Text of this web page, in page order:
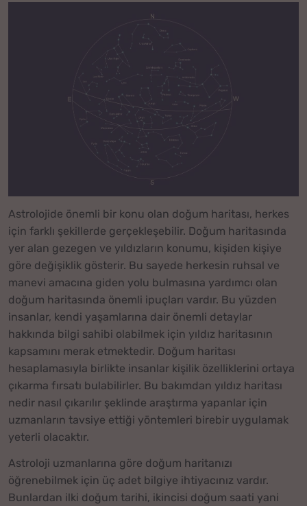
Astrolojide önemli bir konu olan doğum haritası, herkes
için farklı şekillerde gerçekleşebilir. Doğum haritasında
yer alan gezegen ve yıldızların konumu, kişiden kişiye
göre değişiklik gösterir. Bu sayede herkesin ruhsal ve
manevi amacına giden yolu bulmasına yardımcı olan
doğum haritasında önemli ipuçları vardır. Bu yüzden
insanlar, kendi yaşamlarına dair önemli detaylar
hakkında bilgi sahibi olabilmek için yıldız haritasının
kapsamını merak etmektedir. Doğum haritası
hesaplamasıyla birlikte insanlar kişilik özelliklerini ortaya
çıkarma fırsatı bulabilirler. Bu bakımdan yıldız haritası
nedir nasıl çıkarılır şeklinde araştırma yapanlar için
uzmanların tavsiye ettiği yöntemleri birebir uygulamak
yeterli olacaktır.
Astroloji uzmanlarına göre doğum haritanızı
öğrenebilmek için üç adet bilgiye ihtiyacınız vardır.
Bunlardan ilki doğum tarihi, ikincisi doğum saati yani